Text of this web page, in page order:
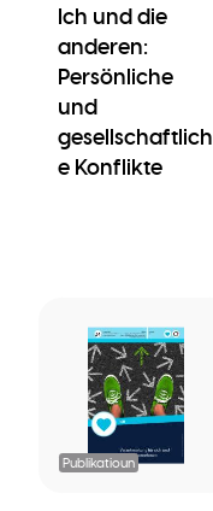
Ich und die
anderen:
Persönliche
und
gesellschaftlich
e Konflikte
Publikatioun